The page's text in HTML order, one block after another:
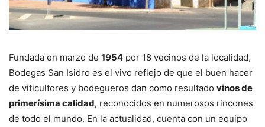
Fundada en marzo de 1954 por 18 vecinos de la localidad,
Bodegas San Isidro es el vivo reflejo de que el buen hacer
de viticultores y bodegueros dan como resultado vinos de
primerísima calidad, reconocidos en numerosos rincones
de todo el mundo. En la actualidad, cuenta con un equipo